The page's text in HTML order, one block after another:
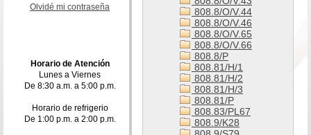
808.8/O/V.44
808.8/O/V.46
808.8/O/V.65
808.8/O/V.66
808.8/P
808.81/H/1
808.81/H/2
808.81/H/3
808.81/P
808.83/PL67
808.9/K28
Olvidé mi contraseña
Horario de Atención
Lunes a Viernes
De 8:30 a.m. a 5:00 p.m.
Horario de refrigerio
De 1:00 p.m. a 2:00 p.m.